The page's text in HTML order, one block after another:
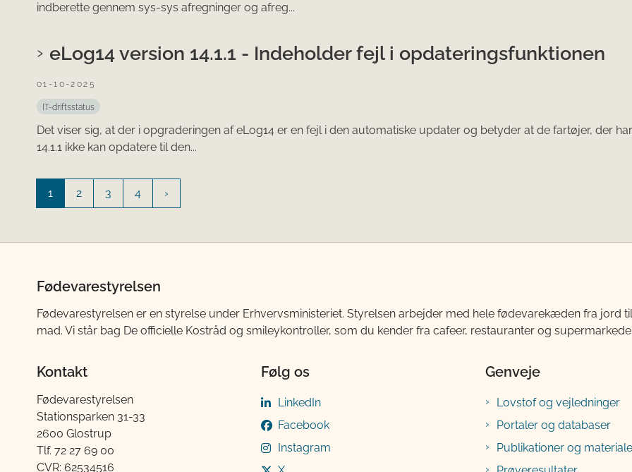
indberette gennem sys-sys afregninger og afreg...
eLog14 version 14.1.1 - Indeholder fejl i opdateringsfunktionen
01-10-2025
IT-driftsstatus
Det viser sig, at der i opgraderingen af eLog14 er en fejl i den automatiske updater og betyder at de fartøjer, der
14.1.1 ikke kan opdatere til den...
1 2 3 4
Fødevarestyrelsen
Fødevarestyrelsen er en styrelse under Erhvervsministeriet. Styrelsen arbejder med hele fødevarekæden fra jord
mad. Vi står bag De officielle Kostråd og smileykontroller, som du kender fra cafeer, restauranter og
Kontakt
Fødevarestyrelsen
Stationsparken 31-33
2600 Glostrup
Tlf. 72 2​​​7 69 00
CVR: 62534516
Følg os
LinkedIn
Facebook
Instagram
Genveje
Lovstof og vejledninger
Portaler og databaser
Publikationer og